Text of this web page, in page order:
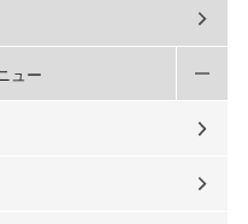
ュー